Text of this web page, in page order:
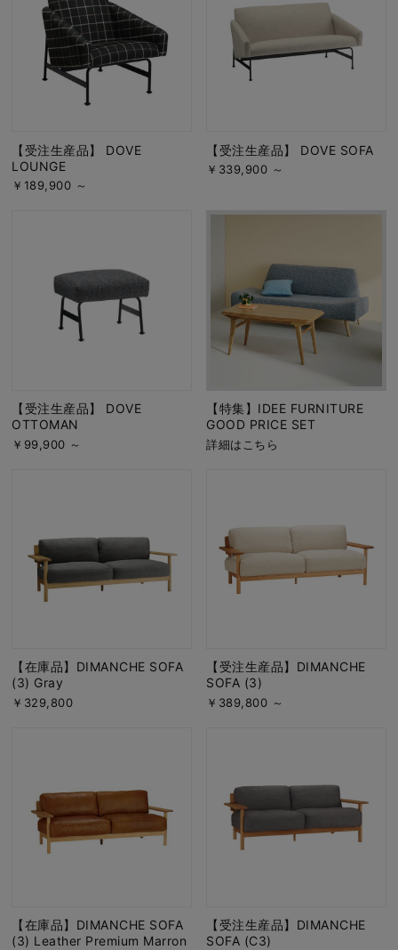
【受注生産品】 DOVE
LOUNGE
￥189,900 ～
【受注生産品】 DOVE SOFA
￥339,900 ～
【受注生産品】 DOVE
OTTOMAN
￥99,900 ～
【特集】IDEE FURNITURE
GOOD PRICE SET
詳細はこちら
【在庫品】DIMANCHE SOFA
(3) Gray
￥329,800
【受注生産品】DIMANCHE
SOFA (3)
￥389,800 ～
【在庫品】DIMANCHE SOFA
(3) Leather Premium Marron
【受注生産品】DIMANCHE
SOFA (C3)